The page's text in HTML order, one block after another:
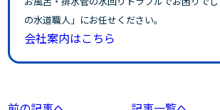
の水道職人」にお任せください。
会社案内はこちら